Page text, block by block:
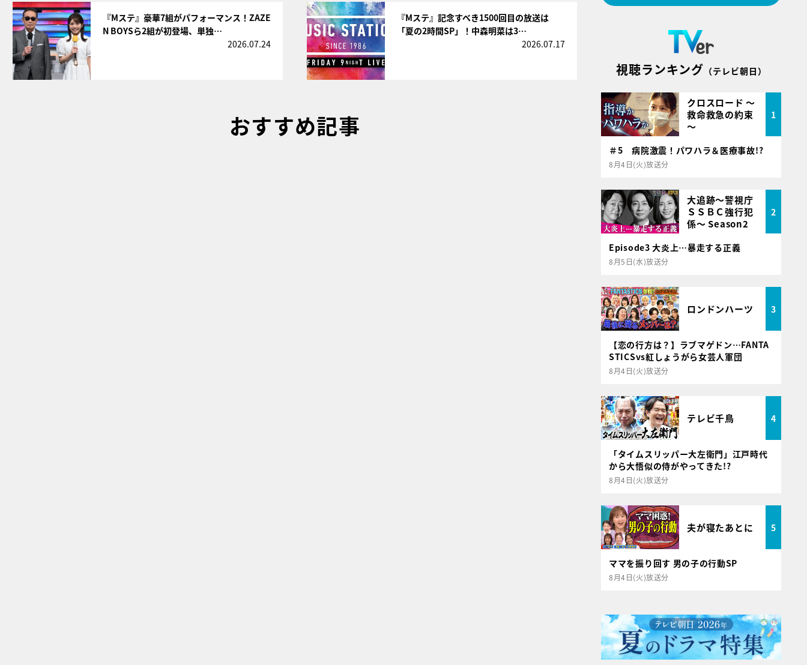
『Mステ』豪華7組がパフォーマンス！ZAZE
N BOYSら2組が初登場、単独…
2026.07.24
『Mステ』記念すべき1500回目の放送は
「夏の2時間SP」！中森明菜は3…
2026.07.17
おすすめ記事
視聴ランキング （テレビ朝日）
クロスロード ～
救命救急の約束
～
1
＃5 病院激震！パワハラ＆医療事故!?
8月4日(火)放送分
大追跡～警視庁
ＳＳＢＣ強行犯
係～ Season2
2
Episode3 大炎上…暴走する正義
8月5日(水)放送分
ロンドンハーツ 3
【恋の行方は？】ラブマゲドン…FANTA
STICSvs紅しょうがら女芸人軍団
8月4日(火)放送分
テレビ千鳥 4
「タイムスリッパー大左衛門」江戸時代
から大悟似の侍がやってきた!?
8月4日(火)放送分
夫が寝たあとに 5
ママを振り回す 男の子の行動SP
8月4日(火)放送分